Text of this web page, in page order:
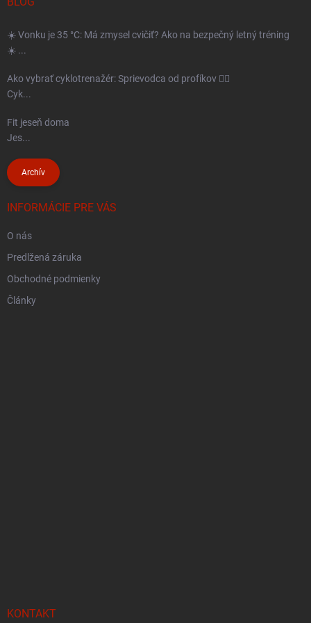
e☀️ Vonku je 35 °C: Má zmysel cvičiť? Ako na bezpečný letný tréning
☀️ ...
Ako vybrať cyklotrenažér: Sprievodca od profíkov 🚴‍♂️
Cyk...
Fit jeseň doma
Jes...
Archív
INFORMÁCIE PRE VÁS
O nás
Predlžená záruka
Obchodné podmienky
Články
KONTAKT